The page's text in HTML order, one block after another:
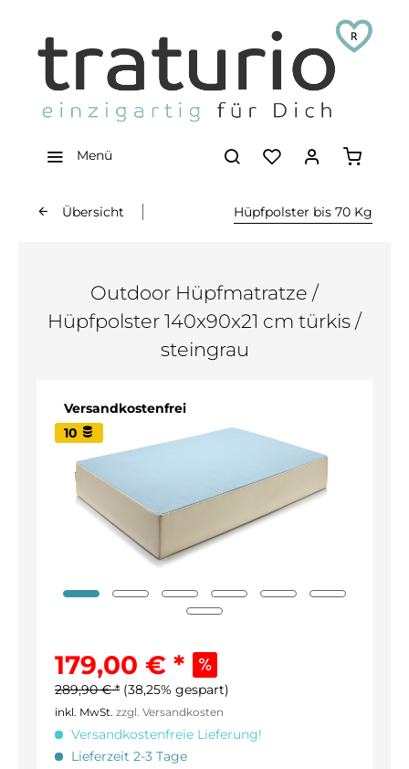
Menü
Übersicht Hüpfpolster bis 70 Kg
Outdoor Hüpfmatratze /
Hüpfpolster 140x90x21 cm türkis /
steingrau
Versandkostenfrei
10
179,00 € *
289,90 € * (38,25% gespart)
inkl. MwSt. zzgl. Versandkosten
Versandkostenfreie Lieferung!
Lieferzeit 2-3 Tage